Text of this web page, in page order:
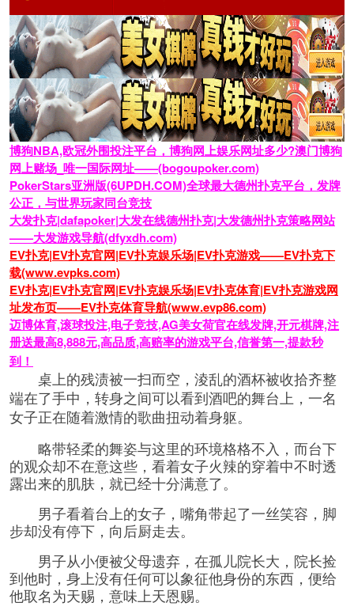
博狗NBA,欧冠外围投注平台，博狗网上娱乐网址多少?澳门博狗
网上赌场_唯一国际网址——(bogoupoker.com)
PokerStars亚洲版(6UPDH.COM)全球最大德州扑克平台，发牌
公正，与世界玩家同台竞技
大发扑克|dafapoker|大发在线德州扑克|大发德州扑克策略网站
——大发游戏导航(dfyxdh.com)
EV扑克|EV扑克官网|EV扑克娱乐场|EV扑克游戏——EV扑克下
载(www.evpks.com)
EV扑克|EV扑克官网|EV扑克娱乐场|EV扑克体育|EV扑克游戏网
址发布页——EV扑克体育导航(www.evp86.com)
迈博体育,滚球投注,电子竞技,AG美女荷官在线发牌,开元棋牌,注
册送最高8,888元,高品质,高赔率的游戏平台,信誉第一,提款秒
到！
桌上的残渍被一扫而空，淩乱的酒杯被收拾齐整
端在了手中，转身之间可以看到酒吧的舞台上，一名
女子正在随着激情的歌曲扭动着身躯。
略带轻柔的舞姿与这里的环境格格不入，而台下
的观众却不在意这些，看着女子火辣的穿着中不时透
露出来的肌肤，就已经十分满意了。
男子看着台上的女子，嘴角带起了一丝笑容，脚
步却没有停下，向后厨走去。
男子从小便被父母遗弃，在孤儿院长大，院长捡
到他时，身上没有任何可以象征他身份的东西，便给
他取名为天赐，意味上天恩赐。